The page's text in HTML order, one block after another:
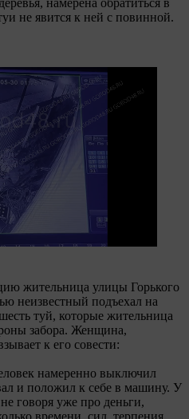
не явится к ней с повинной.
жительница улицы Горького
неизвестный подъехал на
туй, которые жительница
забора. Женщина,
к его совести:
намеренно выключил
и положил к себе в машину. У
говоря уже про деньги,
времени, сил, терпения